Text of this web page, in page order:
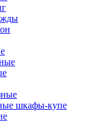
шкафы-купе